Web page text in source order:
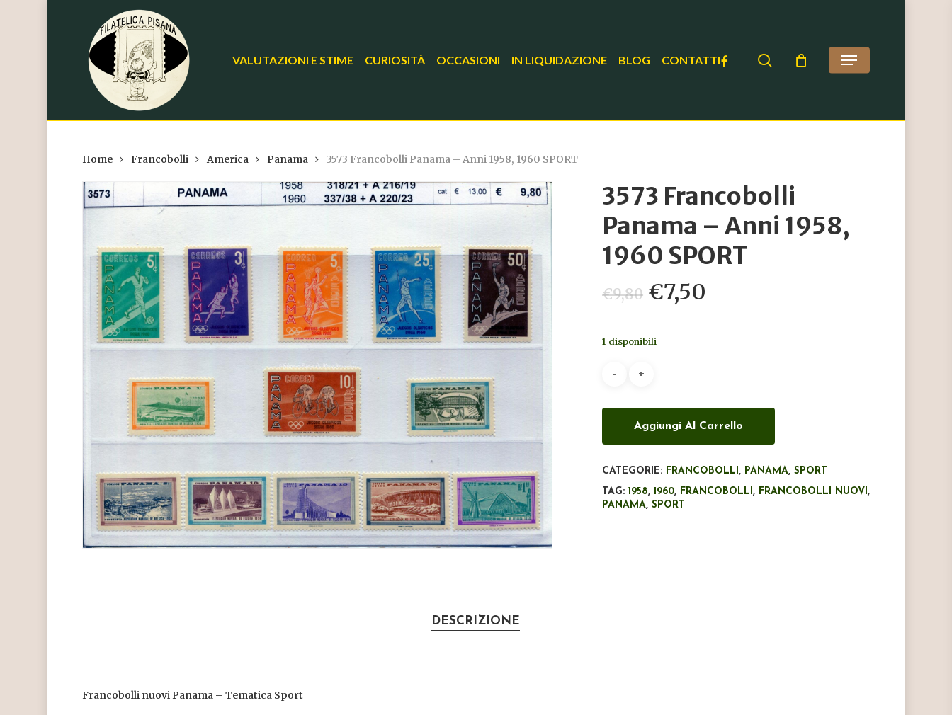
Hit enter to search or ESC to close
VALUTAZIONI E STIME CURIOSITÀ OCCASIONI IN LIQUIDAZIONE BLOG CONTATTIFACEBOOK search Menu
Home Francobolli America Panama 3573 Francobolli Panama – Anni 1958, 1960 SPORT
3573 Francobolli
Panama – Anni 1958,
1960 SPORT
€9,80 Il
prezzo
originale
€7,50
1 disponibili
Aggiungi Al Carrello
CATEGORIE: FRANCOBOLLI, PANAMA,SPORT
TAG:1958,1960, FRANCOBOLLI, FRANCOBOLLI NUOVI,
PANAMA,SPORT
DESCRIZIONE
Francobolli nuovi Panama – Tematica Sport